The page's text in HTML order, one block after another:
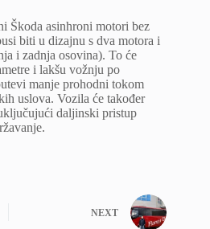
Škoda asinhroni motori bez
biti u dizajnu s dva motora i
i zadnja osovina). To će
i lakšu vožnju po
manje prohodni tokom
uslova. Vozila će također
daljinski pristup
NEXT